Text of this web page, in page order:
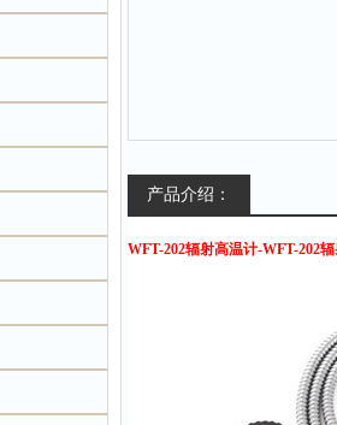
产品介绍：
WFT-202辐射高温计-WFT-202